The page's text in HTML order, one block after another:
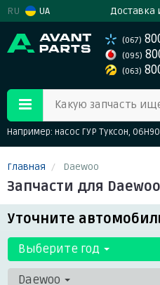
RU UA Доставка
(067)
(095)
(063)
Какую запчасть
Например: насос ГУР Туксон,
Главная Daewoo
Запчасти для Daewoo
Уточните
Выберите год
Daewoo